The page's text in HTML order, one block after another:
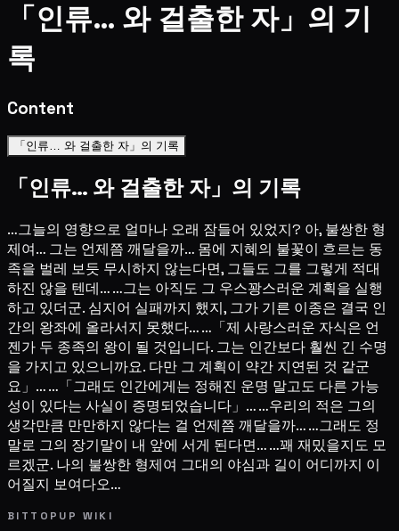
「인류… 와 걸출한 자」의 기
록
Content
「인류… 와 걸출한 자」의 기록
「인류… 와 걸출한 자」의 기록
…그늘의 영향으로 얼마나 오래 잠들어 있었지? 아, 불쌍한 형
제여… 그는 언제쯤 깨달을까… 몸에 지혜의 불꽃이 흐르는 동
족을 벌레 보듯 무시하지 않는다면, 그들도 그를 그렇게 적대
하진 않을 텐데… …그는 아직도 그 우스꽝스러운 계획을 실행
하고 있더군. 심지어 실패까지 했지, 그가 기른 이종은 결국 인
간의 왕좌에 올라서지 못했다… …「제 사랑스러운 자식은 언
젠가 두 종족의 왕이 될 것입니다. 그는 인간보다 훨씬 긴 수명
을 가지고 있으니까요. 다만 그 계획이 약간 지연된 것 같군
요」… …「그래도 인간에게는 정해진 운명 말고도 다른 가능
성이 있다는 사실이 증명되었습니다」… …우리의 적은 그의
생각만큼 만만하지 않다는 걸 언제쯤 깨달을까… …그래도 정
말로 그의 장기말이 내 앞에 서게 된다면… …꽤 재밌을지도 모
르겠군. 나의 불쌍한 형제여 그대의 야심과 길이 어디까지 이
어질지 보여다오…
BITTOPUP WIKI